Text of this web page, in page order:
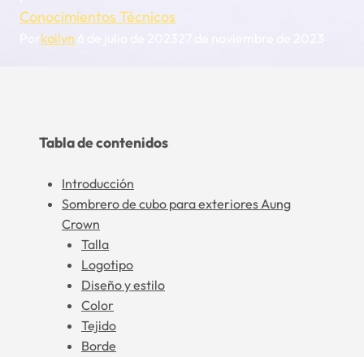
Conocimientos Técnicos
kailyn
Tabla de contenidos
Introducción
Sombrero de cubo para exteriores Aung
Crown
Talla
Logotipo
Diseño y estilo
Color
Tejido
Borde